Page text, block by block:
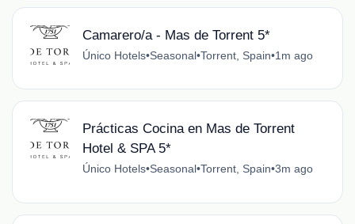
Camarero/a - Mas de Torrent 5*
Único Hotels•Seasonal•Torrent, Spain•1m ago
Prácticas Cocina en Mas de Torrent
Hotel & SPA 5*
Único Hotels•Seasonal•Torrent, Spain•3m ago